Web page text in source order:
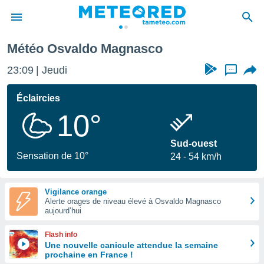
de
Météo Osvaldo Magnasco
23:09 Jeudi ...
Éclaircies
10°
Sensation de 10°
Sud-ouest
24
54 km/h
Vigilance orange
Alerte orages de niveau élevé à Osvaldo Magnasco
aujourd’hui
Flash info
Une nouvelle canicule attendue la semaine
prochaine en France !